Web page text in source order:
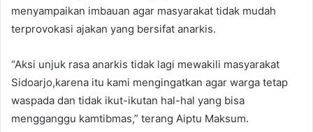
menyampaikan imbauan agar masyarakat tidak mudah
terprovokasi ajakan yang bersifat anarkis.
“Aksi unjuk rasa anarkis tidak lagi mewakili masyarakat
Sidoarjo,karena itu kami mengingatkan agar warga tetap
waspada dan tidak ikut-ikutan hal-hal yang bisa
mengganggu kamtibmas,” terang Aiptu Maksum.